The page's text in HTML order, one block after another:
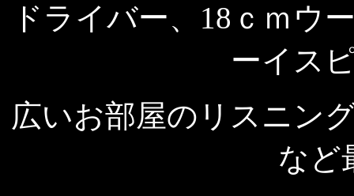
ドライバー、18ｃｍウ
ーイス
広いお部屋のリスニン
など